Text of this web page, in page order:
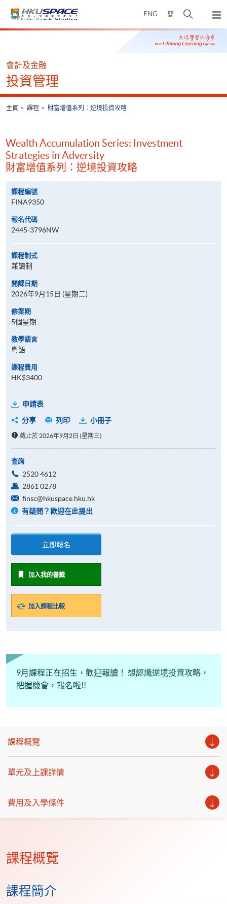
ENG 簡
開
搜
尋
彈
出
主
Main
會計及金融
投資管理
主頁 課程 財富增值系列：逆境投資攻略
Wealth Accumulation Series: Investment
Strategies in Adversity
財富增值系列：逆境投資攻略
課程編號
FINA9350
報名代碼
2445-3796NW
課程制式
兼讀制
開課日期
2026年9月15日 (星期二)
修業期
5個星期
教學語言
粵語
課程費用
HK$3400
申請表
分享
列印 小冊子
截止於 2026年9月2日 (星期三)
查詢
2520 4612
2861 0278
finsc@hkuspace.hku.hk
有疑問？歡迎在此提出
立即報名
加入我的書籤
加入課程比較
9月課程正在招生，歡迎報讀！ 想認識逆境投資攻略，
把握機會，報名啦!!
課程概覽
單元及上課詳情
費用及入學條件
課程概覽
課程簡介